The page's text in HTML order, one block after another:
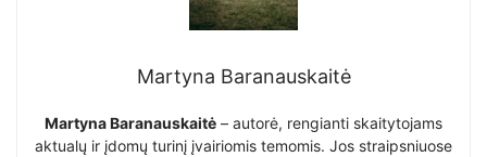
Martyna Baranauskaitė
Martyna Baranauskaitė – autorė, rengianti skaitytojams
aktualų ir įdomų turinį įvairiomis temomis. Jos straipsniuose